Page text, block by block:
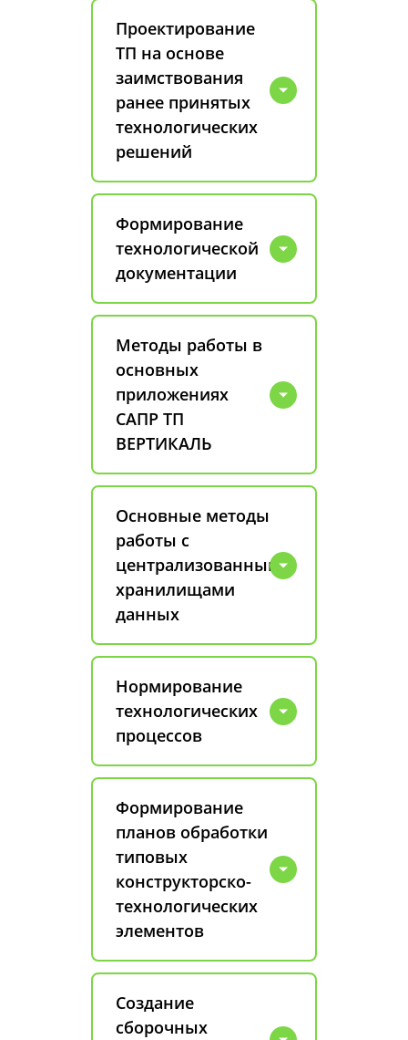
Проектирование
ТП на основе
заимствования
ранее принятых
технологических
решений
Формирование
технологической
документации
Методы работы в
основных
приложениях
САПР ТП
ВЕРТИКАЛЬ
Основные методы
работы с
централизованными
хранилищами
данных
Нормирование
технологических
процессов
Формирование
планов обработки
типовых
конструкторско-
технологических
элементов
Создание
сборочных